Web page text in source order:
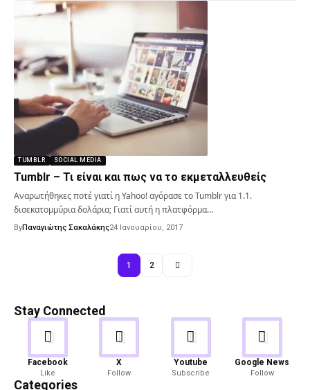
TUMBLR SOCIAL MEDIA
Tumblr – Τι είναι και πως να το εκμεταλλευθείς
Αναρωτήθηκες ποτέ γιατί η Yahoo! αγόρασε το Tumblr για 1.1.
δισεκατομμύρια δολάρια; Γιατί αυτή η πλατφόρμα…
ByΠαναγιώτης Σακαλάκης24 Ιανουαρίου, 2017
1 2
Stay Connected
Facebook
Like
X
Follow
Youtube
Subscribe
Google News
Follow
Categories
Android
82 Articles
Gaming
19 Articles